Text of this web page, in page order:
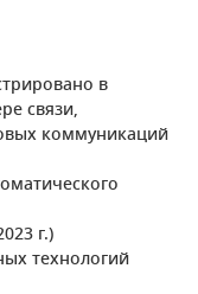
в
связи,
коммуникаций
г.)
технологий